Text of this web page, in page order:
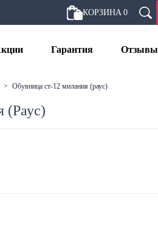
КОРЗИНА 0
Гарантия Отзывы
> обувница ст-12 милания (раус)
(Раус)